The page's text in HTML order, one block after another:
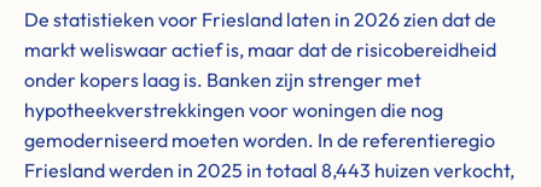
De statistieken voor Friesland laten in 2026 zien dat de
markt weliswaar actief is, maar dat de risicobereidheid
onder kopers laag is. Banken zijn strenger met
hypotheekverstrekkingen voor woningen die nog
gemoderniseerd moeten worden. In de referentieregio
Friesland werden in 2025 in totaal 8,443 huizen verkocht,